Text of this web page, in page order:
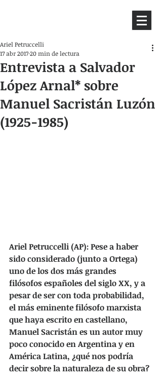
Entrevista a Salvador
López Arnal* sobre
Manuel Sacristán Luzón
(1925-1985)
Ariel Petruccelli
17 abr 201720 min de lectura
Ariel Petruccelli (AP): Pese a haber
sido considerado (junto a Ortega)
uno de los dos más grandes
filósofos españoles del siglo XX, y a
pesar de ser con toda probabilidad,
el más eminente filósofo marxista
que haya escrito en castellano,
Manuel Sacristán es un autor muy
poco conocido en Argentina y en
América Latina, ¿qué nos podría
decir sobre la naturaleza de su obra?